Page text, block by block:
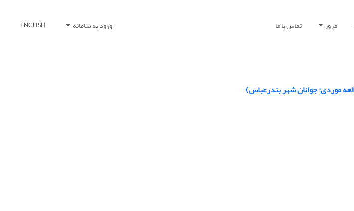
مرور تماس با ما ورود به سامانه ENGLISH
موردی: جوانان شهر بندرعباس)